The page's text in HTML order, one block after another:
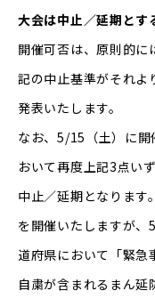
大会は中止／延期とす
開催可否は、原則的に
記の中止基準がそれよ
発表いたします。
なお、5/15（土）に開
おいて再度上記3点い
中止／延期となります
を開催いたしますが
道府県において「緊急
自粛が含まれるまん